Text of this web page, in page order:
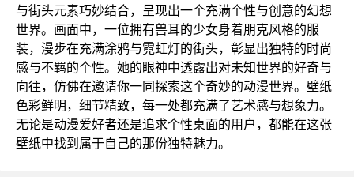
与街头元素巧妙结合，呈现出一个充满个性与创意的幻想
世界。画面中，一位拥有兽耳的少女身着朋克风格的服
装，漫步在充满涂鸦与霓虹灯的街头，彰显出独特的时尚
感与不羁的个性。她的眼神中透露出对未知世界的好奇与
向往，仿佛在邀请你一同探索这个奇妙的动漫世界。壁纸
色彩鲜明，细节精致，每一处都充满了艺术感与想象力。
无论是动漫爱好者还是追求个性桌面的用户，都能在这张
壁纸中找到属于自己的那份独特魅力。